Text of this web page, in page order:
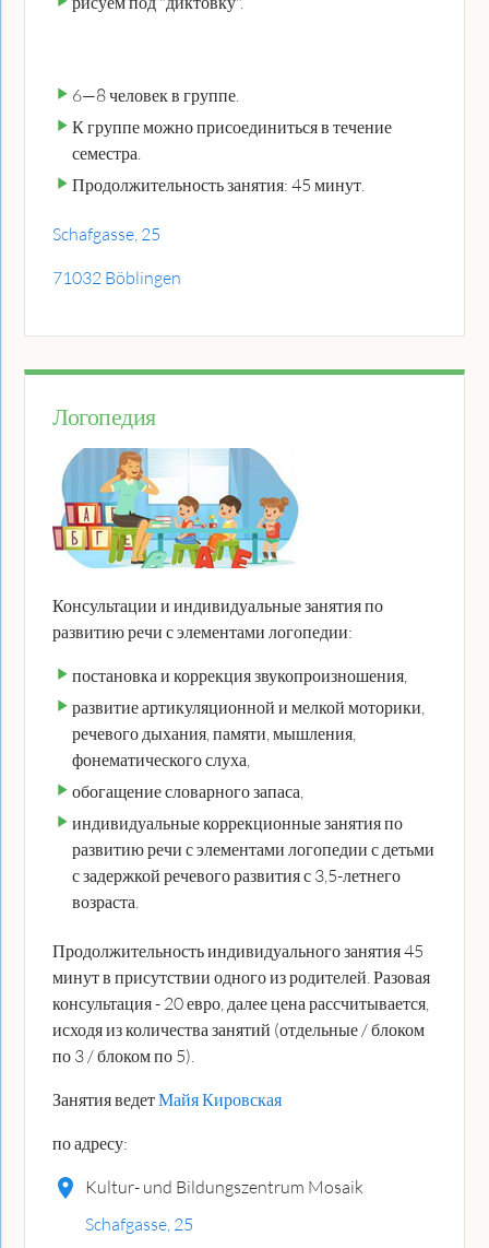
6—8 человек в группе.
К группе можно присоединиться в течение
семестра.
Продолжительность занятия: 45 минут.
Schafgasse, 25
71032 Böblingen
Логопедия
Консультации и индивидуальные занятия по
развитию речи с элементами логопедии:
постановка и коррекция звукопроизношения,
развитие артикуляционной и мелкой моторики,
речевого дыхания, памяти, мышления,
фонематического слуха,
обогащение словарного запаса,
индивидуальные коррекционные занятия по
развитию речи с элементами логопедии с детьми
с задержкой речевого развития с 3,5-летнего
возраста.
Продолжительность индивидуального занятия 45
минут в присутствии одного из родителей. Разовая
консультация - 20 евро, далее цена рассчитывается,
исходя из количества занятий (отдельные / блоком
по 3 / блоком по 5).
Занятия ведетМайя Кировская
по адресу:
Kultur- und Bildungszentrum Mosaik
Schafgasse, 25